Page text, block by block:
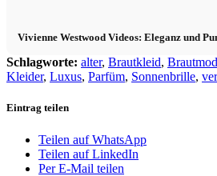
Vivienne Westwood Videos: Eleganz und
Schlagworte: alter, Brautkleid,
Kleider, Luxus, Parfüm, Sonnenbrille,
Eintrag teilen
Teilen auf WhatsApp
Teilen auf LinkedIn
Per E-Mail teilen